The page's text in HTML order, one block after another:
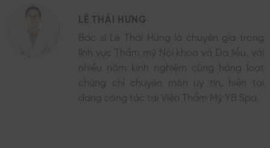
LÊ THÁI HƯNG
Bác sĩ Lê Thái Hưng là chuyên gia trong
lĩnh vực Thẩm mỹ Nội khoa và Da liễu, với
nhiều năm kinh nghiệm cùng hàng loạt
chứng chỉ chuyên môn uy tín, hiện tại
đang công tác tại Viện Thẩm Mỹ YB Spa.